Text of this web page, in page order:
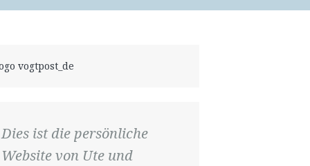
Dies ist die persönliche
Website von Ute und